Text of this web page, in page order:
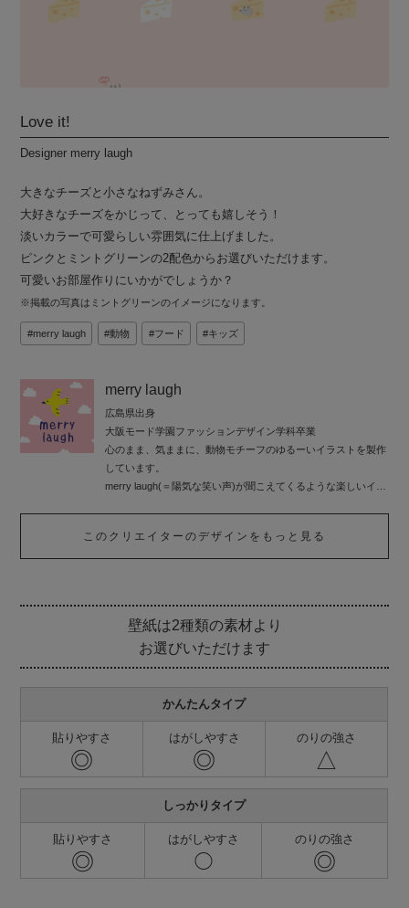
Love it!
Designer merry laugh
大きなチーズと小さなねずみさん。
大好きなチーズをかじって、とっても嬉しそう！
淡いカラーで可愛らしい雰囲気に仕上げました。
ピンクとミントグリーンの2配色からお選びいただけます。
可愛いお部屋作りにいかがでしょうか？
※掲載の写真はミントグリーンのイメージになります。
merry laugh 動物 フード キッズ
merry laugh
広島県出身
大阪モード学園ファッションデザイン学科卒業
心のまま、気ままに、動物モチーフのゆるーいイラストを製作
しています。
merry laugh(＝陽気な笑い声)が聞こえてくるような楽しいイラ
このクリエイターのデザインをもっと見る
壁紙は2種類の素材より
お選びいただけます
かんたんタイプ
貼りやすさ
◎
はがしやすさ
◎
のりの強さ
△
しっかりタイプ
貼りやすさ
◎
はがしやすさ
◯
のりの強さ
◎